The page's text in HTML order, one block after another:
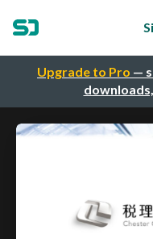
Upgrade to Pro —